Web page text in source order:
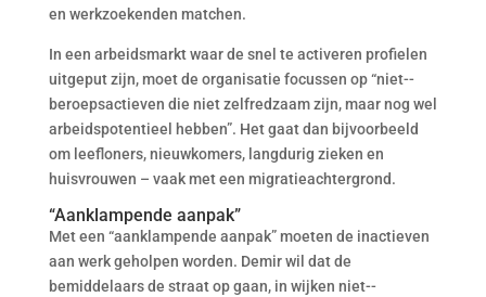
en werkzoekenden matchen.
In een arbeidsmarkt waar de snel te activeren profielen
uitgeput zijn, moet de organisatie focussen op “niet-­
beroepsactieven die niet zelf­redzaam zijn, maar nog wel
arbeidspotentieel hebben”. Het gaat dan bijvoorbeeld
om leefloners, nieuwkomers, langdurig zieken en
huisvrouwen – vaak met een migratieachtergrond.
“Aanklampende aanpak”
Met een “aanklampende aanpak” moeten de inactieven
aan werk ­geholpen worden. Demir wil dat de
bemiddelaars de straat op gaan, in wijken niet-­